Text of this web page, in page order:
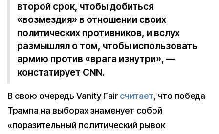
второй срок, чтобы добиться
«возмездия» в отношении своих
политических противников, и вслух
размышлял о том, чтобы использовать
армию против «врага изнутри», —
констатирует CNN.
В свою очередь Vanity Fairсчитает, что победа
Трампа на выборах знаменует собой
«поразительный политический рывок